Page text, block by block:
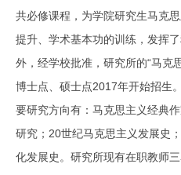
共必修课程，为学院研究生马克
提升、学术基本功的训练，发挥
外，经学校批准，研究所的“马克
博士点、硕士点2017年开始招生
要研究方向有：马克思主义经典
研究；20世纪马克思主义发展史
化发展史。研究所现有在职教师三